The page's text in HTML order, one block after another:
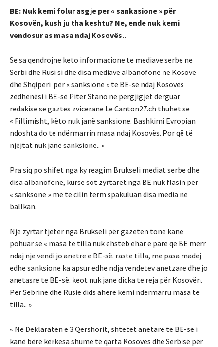
BE: Nuk kemi folur asgje per « sankasione » për
Kosovën, kush ju tha keshtu? Ne, ende nuk kemi
vendosur as masa ndaj Kosovës..
Se sa qendrojne keto informacione te mediave serbe ne
Serbi dhe Rusi si dhe disa mediave albanofone ne Kosove
dhe Shqiperi për « sanksione » te BE-së ndaj Kosovës
zëdhenësi i BE-së Piter Stano ne pergjigjet derguar
redakise se gaztes zvicerane Le Canton27.ch thuhet se
« Fillimisht, këto nuk janë sanksione. Bashkimi Evropian
ndoshta do te ndërmarrin masa ndaj Kosovës. Por që të
njëjtat nuk janë sanksione.. »
Pra siq po shifet nga ky reagim Brukseli mediat serbe dhe
disa albanofone, kurse sot zyrtaret nga BE nuk flasin për
« sanksone » me te cilin term spakuluan disa media ne
ballkan.
Nje zyrtar tjeter nga Brukseli për gazeten tone kane
pohuar se « masa te tilla nuk ehsteb ehar e pare qe BE merr
ndaj nje vendi jo anetre e BE-së. raste tilla, me pasa madej
edhe sanksione ka apsur edhe ndja vendetev anetzare dhe jo
anetasre te BE-së. keot nuk jane dicka te reja për Kosovën.
Per Sebrine dhe Rusie dids ahere kemi ndermarru masa te
tilla.. »
« Në Deklaratën e 3 Qershorit, shtetet anëtare të BE-së i
kanë bërë kërkesa shumë të qarta Kosovës dhe Serbisë për